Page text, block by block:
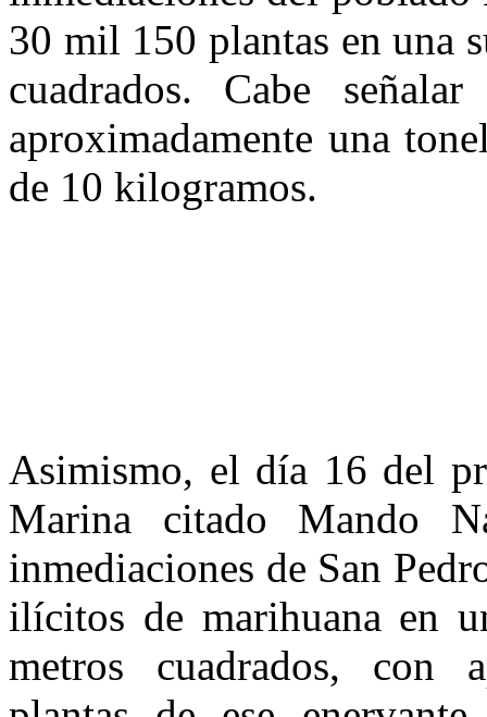
30 mil 150 plantas en una
cuadrados. Cabe
aproximadamente una
de 10 kilogramos.
Asimismo, el día 16 del
Marina citado Mando
inmediaciones de San
ilícitos de marihuana en
metros cuadrados, con